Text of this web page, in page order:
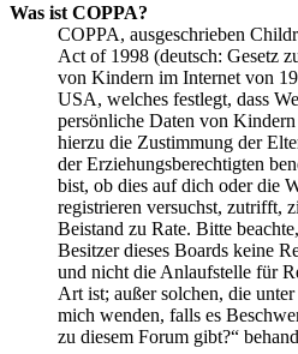
Was ist COPPA?
COPPA, ausgeschrieben
Act of 1998 (deutsch: Gesetz
von Kindern im Internet von
USA, welches festlegt, dass
persönliche Daten von Kindern
hierzu die Zustimmung der
der Erziehungsberechtigten
bist, ob dies auf dich oder die
registrieren versuchst, zutrifft,
Beistand zu Rate. Bitte
Besitzer dieses Boards keine
und nicht die Anlaufstelle für
Art ist; außer solchen, die
mich wenden, falls es
zu diesem Forum gibt?“